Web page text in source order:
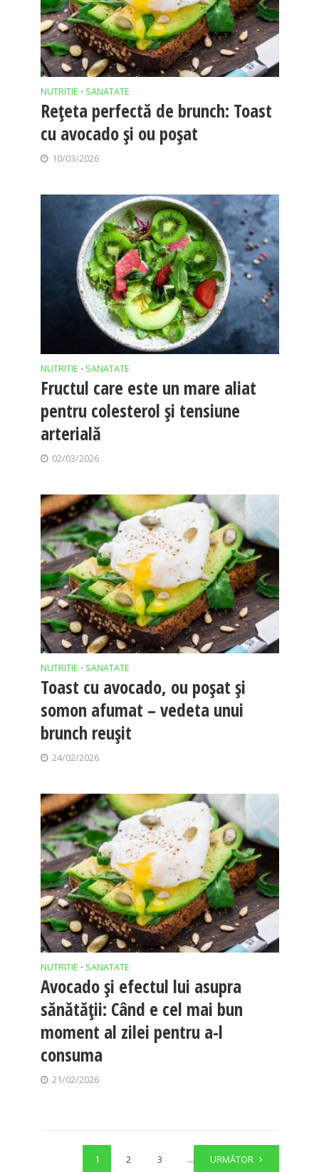
NUTRITIE • SANATATE
Rețeta perfectă de brunch: Toast
cu avocado și ou poșat
10/03/2026
NUTRITIE • SANATATE
Fructul care este un mare aliat
pentru colesterol și tensiune
arterială
02/03/2026
NUTRITIE • SANATATE
Toast cu avocado, ou poșat și
somon afumat – vedeta unui
brunch reușit
24/02/2026
NUTRITIE • SANATATE
Avocado și efectul lui asupra
sănătății: Când e cel mai bun
moment al zilei pentru a-l
consuma
21/02/2026
1 2 3 … 13
URMĂTOR